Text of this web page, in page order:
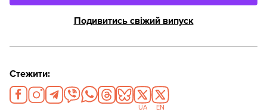
Подивитись свіжий випуск
Стежити:
UA EN